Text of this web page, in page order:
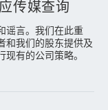
传媒查询
谣言。我们在此重
和我们的股东提供及
现有的公司策略。